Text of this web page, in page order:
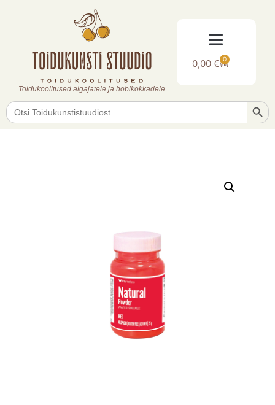
Toidukoolitused algajatele ja hobikokkadele
0,00€ 0
Search
for: